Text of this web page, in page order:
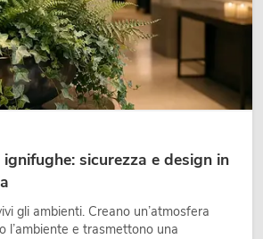
disponibile
sicurezza e design in
gli ambienti. Creano un’atmosfera
l’ambiente e trasmettono una